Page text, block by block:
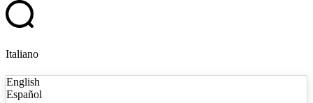
Italiano
English
Español